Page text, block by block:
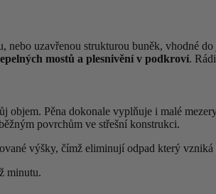
nebo uzavřenou strukturou buněk, vhodné
mostů a plesnivění v podkroví.
Pěna dokonale vyplňuje i malé
povrchům ve střešní konstrukci.
výšky, čímž eliminují odpad který vzniká
minutu.